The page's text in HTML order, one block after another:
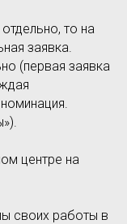
то на
заявка.
(первая заявка
центре на
своих работы в